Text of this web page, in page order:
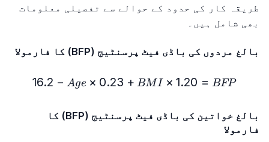
طریقہ کار کی حدود کے حوالے سے تفصیلی معلومات
بھی شامل ہیں۔
بالغ مردوں کی باڈی فیٹ پرسنٹیج (BFP) کا فارمولا
BMI + 0.23 × Age - 16.2 BFP
=
1.20
×
BMI
+
0.23
×
Age
−
16.2
بالغ خواتین کی باڈی فیٹ پرسنٹیج (BFP) کا
فارمولا